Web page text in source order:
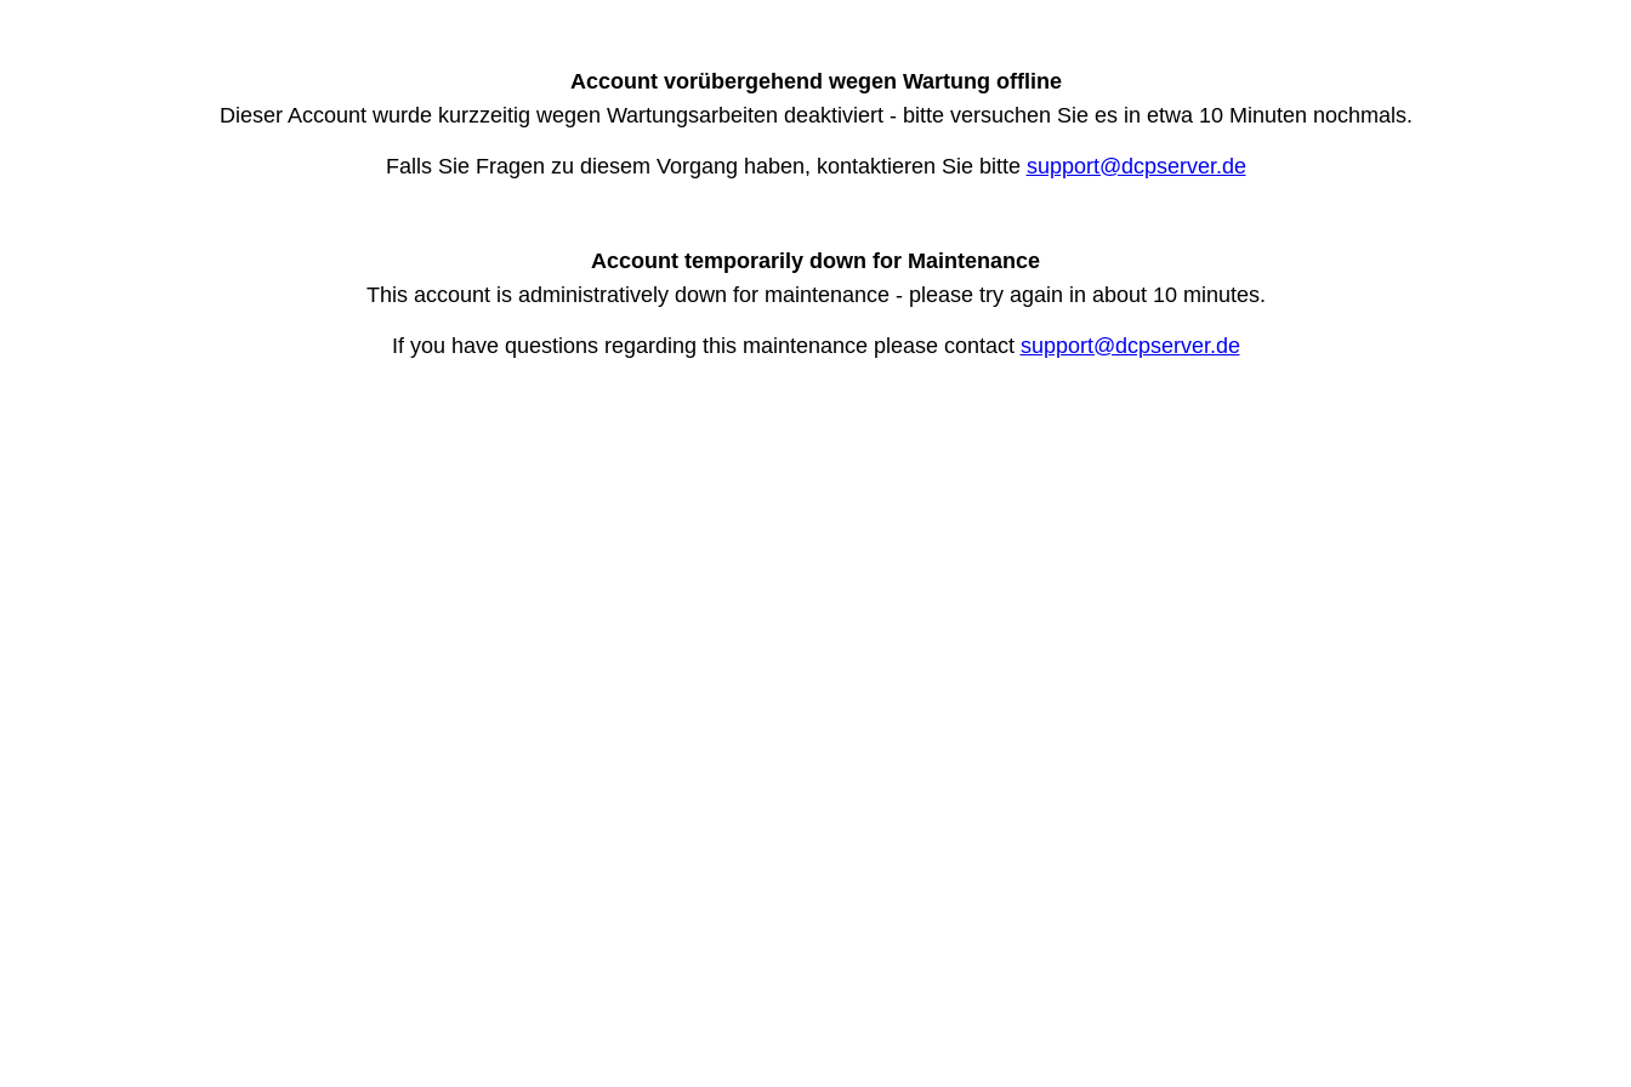
Account vorübergehend wegen Wartung offline
Dieser Account wurde kurzzeitig wegen Wartungsarbeiten deaktiviert - bitte versuchen Sie es in etwa 10 Minuten nochmals.
Falls Sie Fragen zu diesem Vorgang haben, kontaktieren Sie bitte support@dcpserver.de
Account temporarily down for Maintenance
This account is administratively down for maintenance - please try again in about 10 minutes.
If you have questions regarding this maintenance please contact support@dcpserver.de